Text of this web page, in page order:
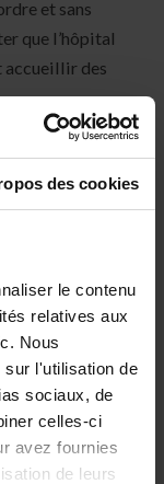
des cookies
le contenu
relatives aux
Nous
sur l'utilisation de
sociaux, de
celles-ci
avez fournies
de leurs
et sans
que l’hôpital
accueillir des
Supply
des
dépôt fait
connaître
Des
tous
les soins
rapidement